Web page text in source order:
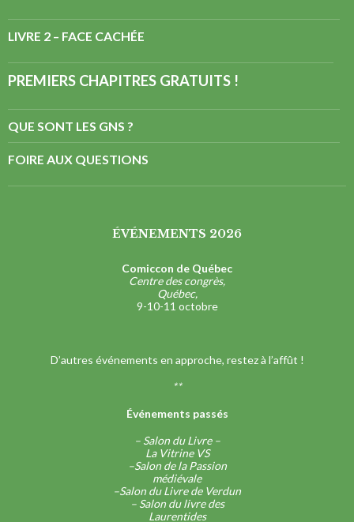
LIVRE 2 – FACE CACHÉE
PREMIERS CHAPITRES GRATUITS !
QUE SONT LES GNS ?
FOIRE AUX QUESTIONS
ÉVÉNEMENTS 2026
Comiccon de Québec
Centre des congrès,
Québec,
9-10-11 octobre
D’autres événements en approche, restez à l’affût !
**
Événements passés
– Salon du Livre –
La Vitrine VS
–Salon de la Passion
médiévale
–Salon du Livre de Verdun
– Salon du livre des
Laurentides